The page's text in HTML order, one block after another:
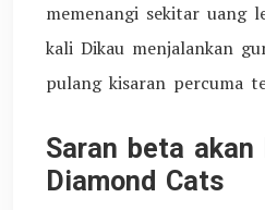
memenangi sekitar uang
kali Dikau menjalankan
pulang kisaran percuma
Saran beta
Diamond Cats